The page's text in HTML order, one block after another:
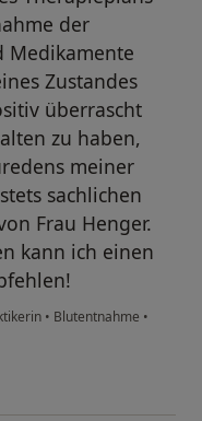
der
Medikamente
Zustandes
überrascht
zu haben,
meiner
sachlichen
Frau Henger.
kann ich einen
• Blutentnahme •